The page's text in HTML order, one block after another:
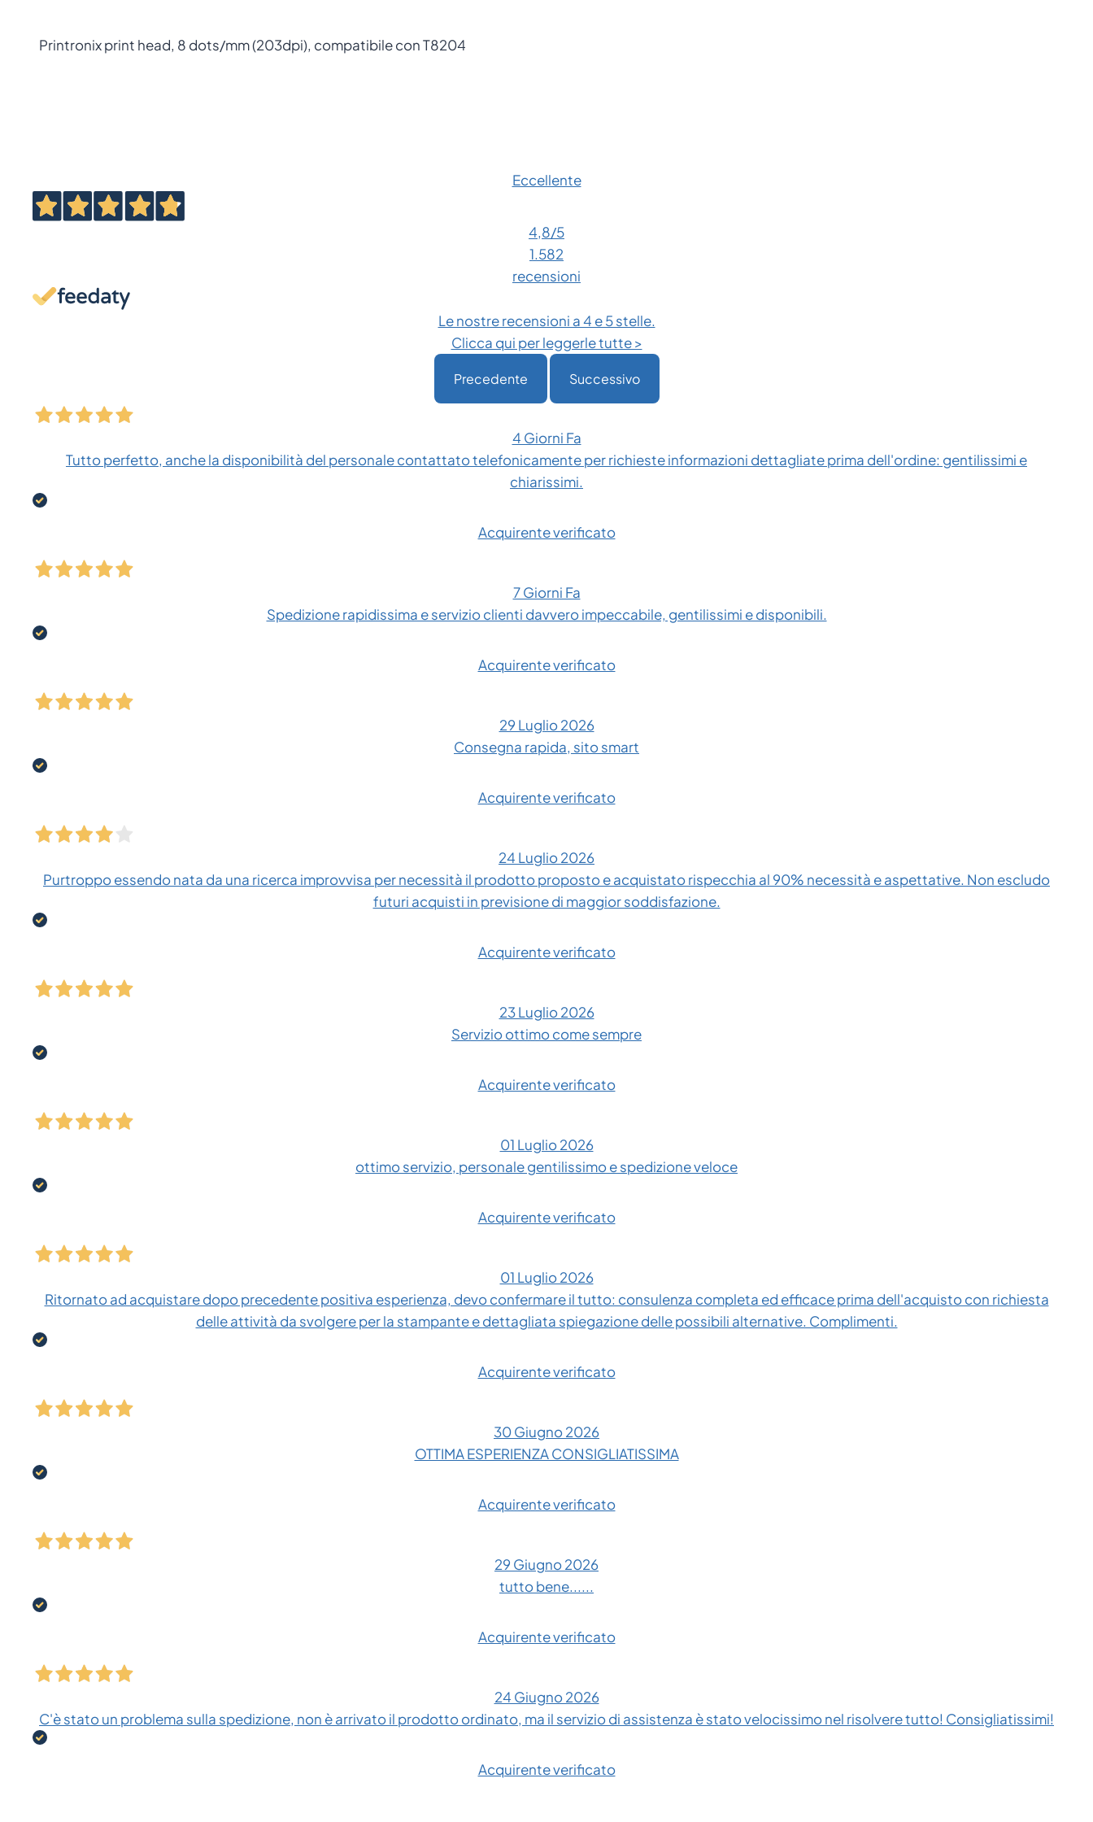
Printronix print head, 8 dots/mm (203dpi), compatibile con T8204
Eccellente
4,8/5
1.582
recensioni
Le nostre recensioni a 4 e 5 stelle.
Clicca qui per leggerle tutte >
Precedente Successivo
4 Giorni Fa
Tutto perfetto, anche la disponibilità del personale contattato telefonicamente per richieste informazioni dettagliate prima dell'ordine: gentilissimi e
chiarissimi.
Acquirente verificato
7 Giorni Fa
Spedizione rapidissima e servizio clienti davvero impeccabile, gentilissimi e disponibili.
Acquirente verificato
29 Luglio 2026
Consegna rapida, sito smart
Acquirente verificato
24 Luglio 2026
Purtroppo essendo nata da una ricerca improvvisa per necessità il prodotto proposto e acquistato rispecchia al 90% necessità e aspettative. Non escludo
futuri acquisti in previsione di maggior soddisfazione.
Acquirente verificato
23 Luglio 2026
Servizio ottimo come sempre
Acquirente verificato
01 Luglio 2026
ottimo servizio, personale gentilissimo e spedizione veloce
Acquirente verificato
01 Luglio 2026
Ritornato ad acquistare dopo precedente positiva esperienza, devo confermare il tutto: consulenza completa ed efficace prima dell'acquisto con richiesta
delle attività da svolgere per la stampante e dettagliata spiegazione delle possibili alternative. Complimenti.
Acquirente verificato
30 Giugno 2026
OTTIMA ESPERIENZA CONSIGLIATISSIMA
Acquirente verificato
29 Giugno 2026
tutto bene......
Acquirente verificato
24 Giugno 2026
C'è stato un problema sulla spedizione, non è arrivato il prodotto ordinato, ma il servizio di assistenza è stato velocissimo nel risolvere tutto! Consigliatissimi!
Acquirente verificato